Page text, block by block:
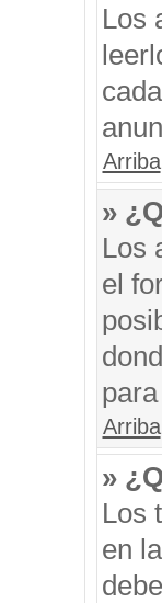
Los
Arriba
»
Los
el
Arriba
»
Los
en